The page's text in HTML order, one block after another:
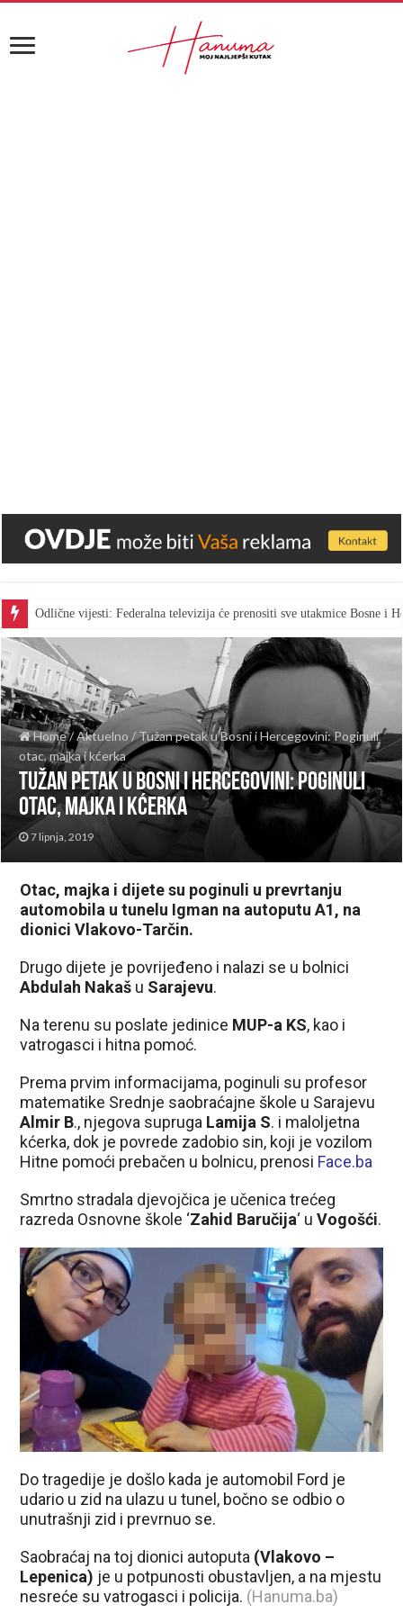
Odlične vijesti: Federalna televizija će prenositi sve utakmice Bosne i
Home/Aktuelno /Tužan petak u Bosni i Hercegovini: Poginuli
otac, majka i kćerka
Tužan petak u Bosni i Hercegovini: Poginuli
otac, majka i kćerka
7 lipnja, 2019
Otac, majka i dijete su poginuli u prevrtanju
automobila u tunelu Igman na autoputu A1, na
dionici Vlakovo-Tarčin.
Drugo dijete je povrijeđeno i nalazi se u bolnici
Abdulah Nakaš u Sarajevu.
Na terenu su poslate jedinice MUP-a KS, kao i
vatrogasci i hitna pomoć.
Prema prvim informacijama, poginuli su profesor
matematike Srednje saobraćajne škole u Sarajevu
Almir B., njegova supruga Lamija S. i maloljetna
kćerka, dok je povrede zadobio sin, koji je vozilom
Hitne pomoći prebačen u bolnicu, prenosi Face.ba
Smrtno stradala djevojčica je učenica trećeg
razreda Osnovne škole ‘Zahid Baručija‘ uVogošći.
Do tragedije je došlo kada je automobil Ford je
udario u zid na ulazu u tunel, bočno se odbio o
unutrašnji zid i prevrnuo se.
Saobraćaj na toj dionici autoputa (Vlakovo –
Lepenica) je u potpunosti obustavljen, a na mjestu
nesreće su vatrogasci i policija. (Hanuma.ba)